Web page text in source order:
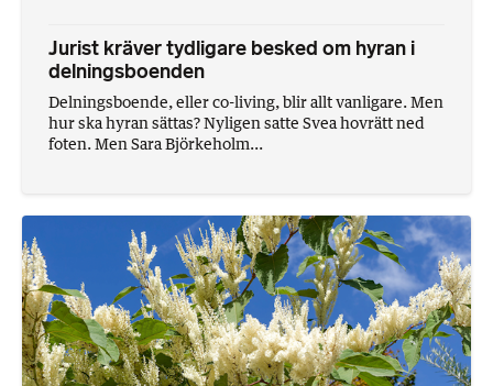
Jurist kräver tydligare besked om hyran i
delningsboenden
Delningsboende, eller co-living, blir allt vanligare. Men
hur ska hyran sättas? Nyligen satte Svea hovrätt ned
foten. Men Sara Björkeholm...